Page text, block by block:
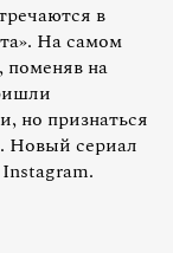
в
На самом
поменяв на
но признаться
Новый сериал